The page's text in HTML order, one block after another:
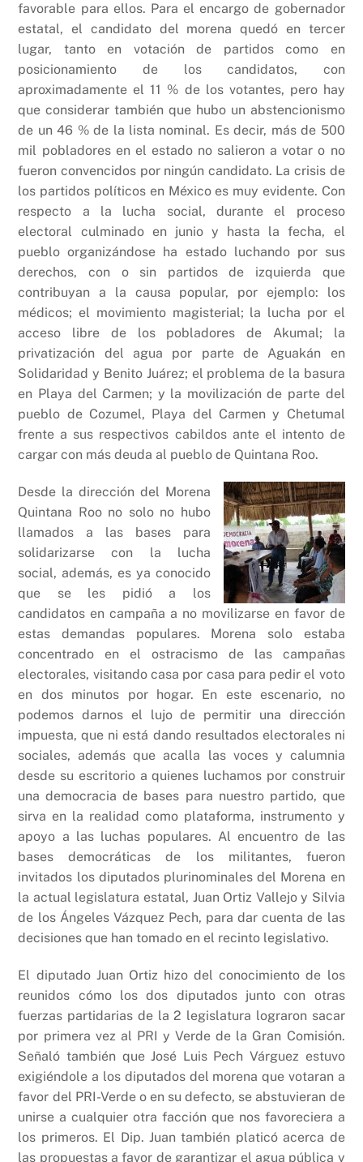
favorable para ellos. Para el encargo de gobernador
estatal, el candidato del morena quedó en tercer
lugar, tanto en votación de partidos como en
posicionamiento de los candidatos, con
aproximadamente el 11 % de los votantes, pero hay
que considerar también que hubo un abstencionismo
de un 46 % de la lista nominal. Es decir, más de 500
mil pobladores en el estado no salieron a votar o no
fueron convencidos por ningún candidato. La crisis de
los partidos políticos en México es muy evidente. Con
respecto a la lucha social, durante el proceso
electoral culminado en junio y hasta la fecha, el
pueblo organizándose ha estado luchando por sus
derechos, con o sin partidos de izquierda que
contribuyan a la causa popular, por ejemplo: los
médicos; el movimiento magisterial; la lucha por el
acceso libre de los pobladores de Akumal; la
privatización del agua por parte de Aguakán en
Solidaridad y Benito Juárez; el problema de la basura
en Playa del Carmen; y la movilización de parte del
pueblo de Cozumel, Playa del Carmen y Chetumal
frente a sus respectivos cabildos ante el intento de
cargar con más deuda al pueblo de Quintana Roo.
Desde la dirección del Morena
Quintana Roo no solo no hubo
llamados a las bases para
solidarizarse con la lucha
social, además, es ya conocido
que se les pidió a los
candidatos en campaña a no movilizarse en favor de
estas demandas populares. Morena solo estaba
concentrado en el ostracismo de las campañas
electorales, visitando casa por casa para pedir el voto
en dos minutos por hogar. En este escenario, no
podemos darnos el lujo de permitir una dirección
impuesta, que ni está dando resultados electorales ni
sociales, además que acalla las voces y calumnia
desde su escritorio a quienes luchamos por construir
una democracia de bases para nuestro partido, que
sirva en la realidad como plataforma, instrumento y
apoyo a las luchas populares. Al encuentro de las
bases democráticas de los militantes, fueron
invitados los diputados plurinominales del Morena en
la actual legislatura estatal, Juan Ortiz Vallejo y Silvia
de los Ángeles Vázquez Pech, para dar cuenta de las
decisiones que han tomado en el recinto legislativo.
El diputado Juan Ortiz hizo del conocimiento de los
reunidos cómo los dos diputados junto con otras
fuerzas partidarias de la 2 legislatura lograron sacar
por primera vez al PRI y Verde de la Gran Comisión.
Señaló también que José Luis Pech Várguez estuvo
exigiéndole a los diputados del morena que votaran a
favor del PRI-Verde o en su defecto, se abstuvieran de
unirse a cualquier otra facción que nos favoreciera a
los primeros. El Dip. Juan también platicó acerca de
las propuestas a favor de garantizar el agua pública y